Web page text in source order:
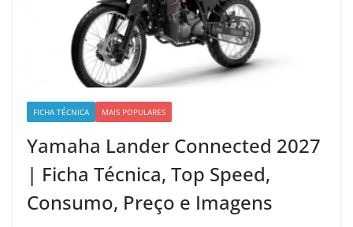
FICHA TÉCNICA MAIS POPULARES
Yamaha Lander Connected 2027
| Ficha Técnica, Top Speed,
Consumo, Preço e Imagens